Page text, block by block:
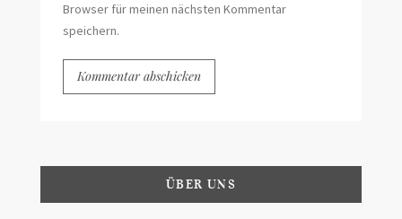
Browser für meinen nächsten Kommentar
speichern.
ÜBER UNS